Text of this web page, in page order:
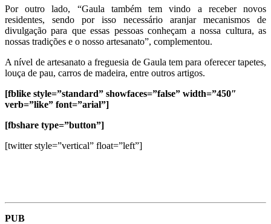
Por outro lado, “Gaula também tem vindo a receber novos
residentes, sendo por isso necessário aranjar mecanismos de
divulgação para que essas pessoas conheçam a nossa cultura, as
nossas tradições e o nosso artesanato”, complementou.
A nível de artesanato a freguesia de Gaula tem para oferecer tapetes,
louça de pau, carros de madeira, entre outros artigos.
[fblike style=”standard” showfaces=”false” width=”450″
verb=”like” font=”arial”]
[fbshare type=”button”]
[twitter style=”vertical” float=”left”]
PUB